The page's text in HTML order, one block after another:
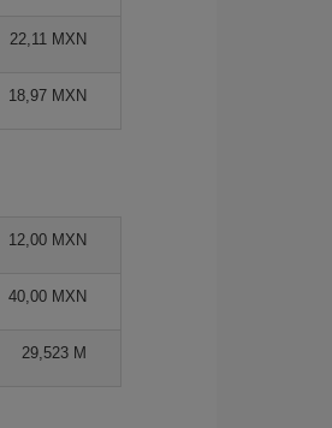
22,11 MXN
18,97 MXN
12,00 MXN
40,00 MXN
29,523 M